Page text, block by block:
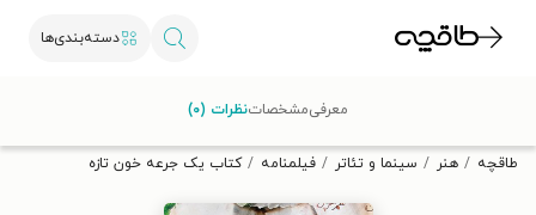
دسته‌بندی‌ها
تخفیف از طاقچه دریافت کن.
طاقچه هنر سینما و تئاتر فیلمنامه کتاب یک جرعه خون تازه
معرفیمشخصاتنظرات (۰)